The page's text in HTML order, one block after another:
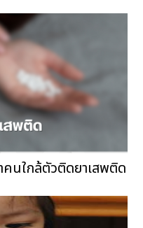
คนใกล้ตัวติดยาเสพติด